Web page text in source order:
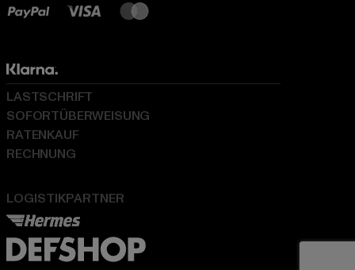
LOGISTIKPARTNER
LASTSCHRIFT
SOFORTÜBERWEISUNG
RATENKAUF
RECHNUNG